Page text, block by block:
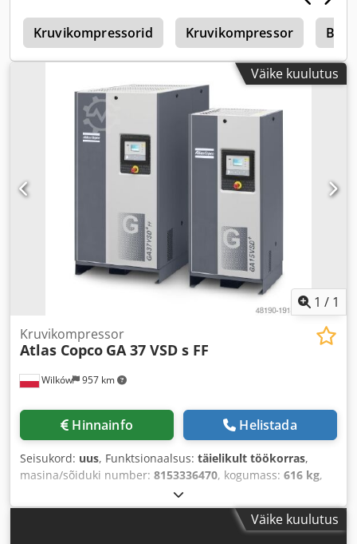
Kruvikompressorid Kruvikompressor Boge
Väike kuulutus
1 / 1
Wilków 957 km
Kruvikompressor
Atlas Copco GA 37 VSD s FF
Hinnainfo Helistada
Seisukord: uus, Funktsionaalsus: täielikult töökorras,
masina/sõiduki number: 8153336470, kogumass: 616 kg,
399 m³/h, rõhk (min.):
(max.):13 latt, müratase:67 dB, jahutuse tüüp:õhk,
Tüübisilt saadaval, dokumentatsioon /Väike kuulutus